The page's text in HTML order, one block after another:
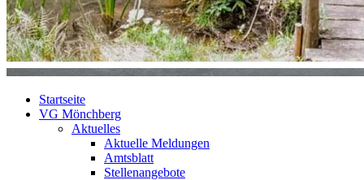
Startseite
VG Mönchberg
Aktuelles
Aktuelle Meldungen
Amtsblatt
Stellenangebote